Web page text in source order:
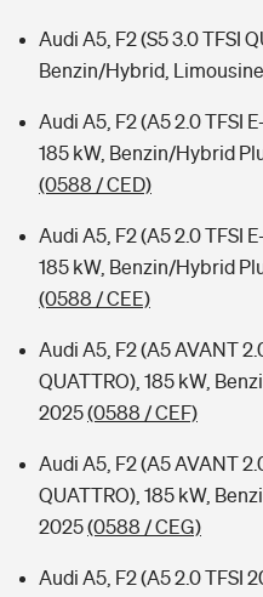
Audi A5, F2 (S5 3.0 TFSI
Benzin/Hybrid,
Audi A5, F2 (A5 2.0 TFSI
185 kW, Benzin/Hybrid
(0588 / CED)
Audi A5, F2 (A5 2.0 TFSI
185 kW, Benzin/Hybrid
(0588 / CEE)
Audi A5, F2 (A5 AVANT
QUATTRO), 185 kW,
2025(0588 / CEF)
Audi A5, F2 (A5 AVANT
QUATTRO), 185 kW,
2025(0588 / CEG)
Audi A5, F2 (A5 2.0 TFSI